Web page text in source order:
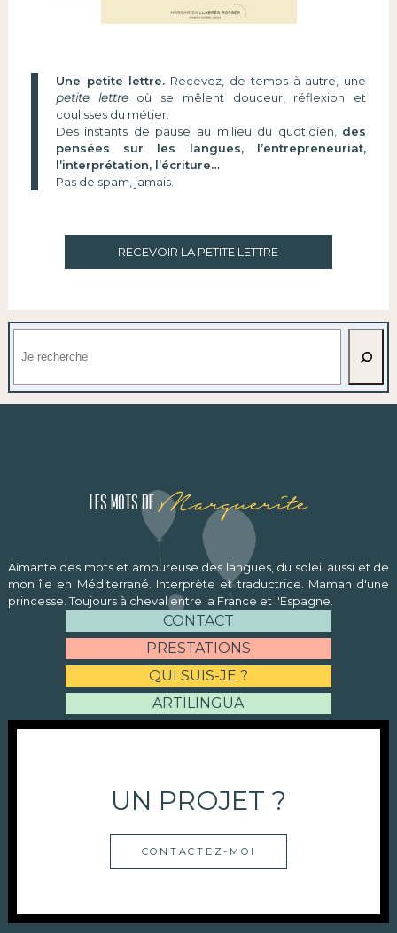
Une petite lettre. Recevez, de temps à autre, une
petite lettreoù se mêlent douceur, réflexion et
coulisses du métier.
Des instants de pause au milieu du quotidien, des
pensées sur les langues, l’entrepreneuriat,
l’interprétation, l’écriture…
Pas de spam, jamais.
RECEVOIR LA PETITE LETTRE
Les mots de Marguerite
Aimante des mots et amoureuse des langues, du soleil aussi et de
mon île en Méditerrané. Interprète et traductrice. Maman d'une
princesse. Toujours à cheval entre la France et l'Espagne.
CONTACT
PRESTATIONS
QUI SUIS-JE ?
ARTILINGUA
UN PROJET ?
CONTACTEZ-MOI